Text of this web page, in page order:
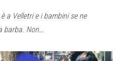
a Velletri e i bambini se ne
barba. Non…